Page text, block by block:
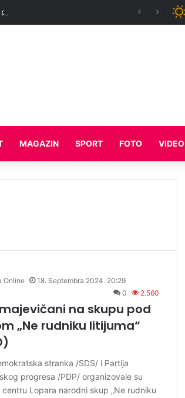
MAGAZIN SPORT FOTO VIDEO
Online
18. Septembra 2024. 20:29
0
2.560
na skupu pod
„Ne rudniku litijuma“
stranka /SDS/ i Partija
progresa /PDP/ organizovale su
Lopara narodni skup „Ne rudniku